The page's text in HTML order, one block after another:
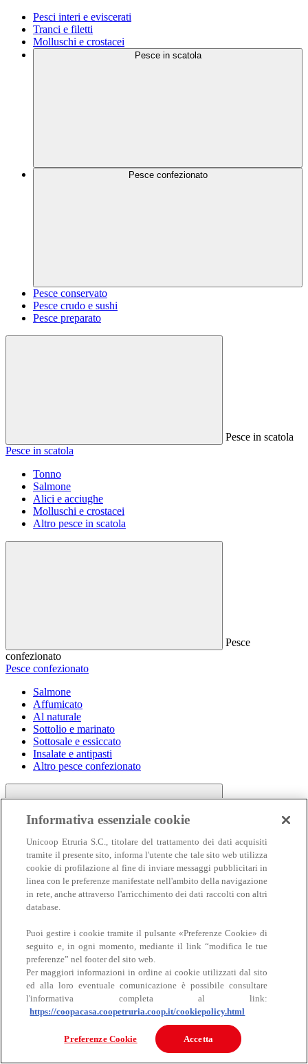
Pesci interi e eviscerati
Tranci e filetti
Molluschi e crostacei
Pesce in scatola
Pesce confezionato
Pesce conservato
Pesce crudo e sushi
Pesce preparato
Pesce in scatola
Pesce in scatola
Tonno
Salmone
Alici e acciughe
Molluschi e crostacei
Altro pesce in scatola
Pesce
confezionato
Pesce confezionato
Salmone
Affumicato
Al naturale
Sottolio e marinato
Sottosale e essiccato
Insalate e antipasti
Altro pesce confezionato
Carne
Carne
Bovino
Informativa essenziale cookie
Unicoop Etruria S.C., titolare del trattamento dei dati acquisiti
tramite il presente sito, informa l'utente che tale sito web utilizza
cookie di profilazione al fine di inviare messaggi pubblicitari in
linea con le preferenze manifestate nell'ambito della navigazione
in rete, anche attraverso l'arricchimento dei dati raccolti con altri
database.
Puoi gestire i cookie tramite il pulsante «Preferenze Cookie» di
seguito e, in ogni momento, mediante il link “modifica le tue
preferenze” nel footer del sito web.
Per maggiori informazioni in ordine ai cookie utilizzati dal sito
ed alla loro eventuale comunicazione è possibile consultare
l'informativa completa al link:
https://coopacasa.coopetruria.coop.it/cookiepolicy.html
Preferenze Cookie Accetta